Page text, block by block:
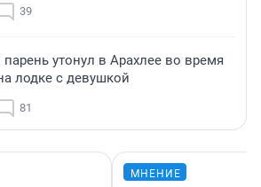
39
утонул в Арахлее во время
лодке с девушкой
81
МНЕНИЕ